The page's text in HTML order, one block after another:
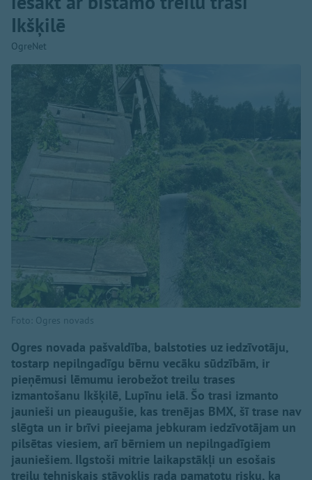
Ikšķilē
OgreNet
Foto: Ogres novads
Ogres novada pašvaldība, balstoties uz iedzīvotāju,
tostarp nepilngadīgu bērnu vecāku sūdzībām, ir
pieņēmusi lēmumu ierobežot treilu trases
izmantošanu Ikšķilē, Lupīnu ielā. Šo trasi izmanto
jaunieši un pieaugušie, kas trenējas BMX, šī trase nav
slēgta un ir brīvi pieejama jebkuram iedzīvotājam un
pilsētas viesiem, arī bērniem un nepilngadīgiem
jauniešiem. Ilgstoši mitrie laikapstākļi un esošais
treilu tehniskais stāvoklis rada pamatotu risku, ka